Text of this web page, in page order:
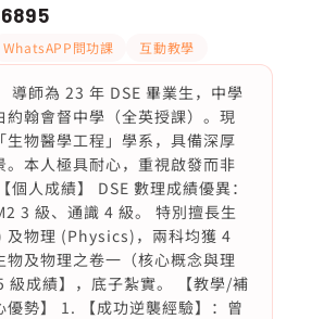
WhatsAPP問功課 互動教學
導師為 23 年 DSE 畢業生，中學
約翰會督中學（全英授課）。現
生物醫學工程」學系，具備深厚
。本人極具耐心，重視啟發而非
個人成績】 DSE 數理成績優異：
3 級、通識 4 級。 特別擅長生
物理 (Physics)，兩科均獲 4
物及物理之卷一（核心概念與理
級成績】，底子紮實。 【教學/補
優勢】 1. 【成功逆襲經驗】：曾